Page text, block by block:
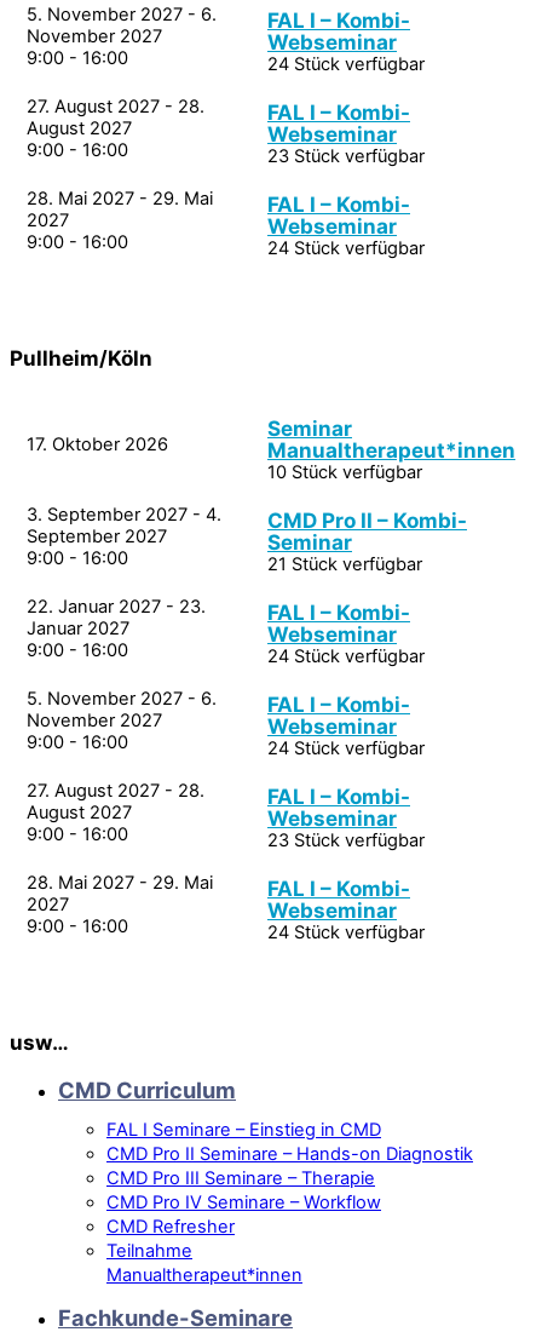
5. November 2027 - 6.
November 2027
9:00 - 16:00
FAL I – Kombi-
Webseminar
24 Stück verfügbar
27. August 2027 - 28.
August 2027
9:00 - 16:00
FAL I – Kombi-
Webseminar
23 Stück verfügbar
28. Mai 2027 - 29. Mai
2027
9:00 - 16:00
FAL I – Kombi-
Webseminar
24 Stück verfügbar
Pullheim/Köln
17. Oktober 2026
Seminar
Manualtherapeut*innen
10 Stück verfügbar
3. September 2027 - 4.
September 2027
9:00 - 16:00
CMD Pro II – Kombi-
Seminar
21 Stück verfügbar
22. Januar 2027 - 23.
Januar 2027
9:00 - 16:00
FAL I – Kombi-
Webseminar
24 Stück verfügbar
5. November 2027 - 6.
November 2027
9:00 - 16:00
FAL I – Kombi-
Webseminar
24 Stück verfügbar
27. August 2027 - 28.
August 2027
9:00 - 16:00
FAL I – Kombi-
Webseminar
23 Stück verfügbar
28. Mai 2027 - 29. Mai
2027
9:00 - 16:00
FAL I – Kombi-
Webseminar
24 Stück verfügbar
usw…
CMD Curriculum
FAL I Seminare – Einstieg in CMD
CMD Pro II Seminare – Hands-on Diagnostik
CMD Pro III Seminare – Therapie
CMD Pro IV Seminare – Workflow
CMD Refresher
Teilnahme
Manualtherapeut*innen
Fachkunde-Seminare